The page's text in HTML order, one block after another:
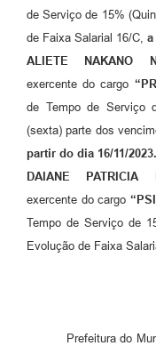
de Serviço de 15%
de Faixa Salarial 16/C, a
ALIETE NAKANO
exercente do cargo
de Tempo de Serviço
(sexta) parte dos
partir do dia 16/11/2023.
DAIANE PATRICIA
exercente do cargo
Tempo de Serviço de
Evolução de Faixa
Prefeitura do